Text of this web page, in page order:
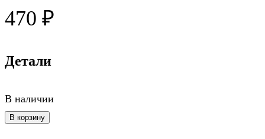
470 ₽
Детали
В наличии
Количество
товара
В корзину